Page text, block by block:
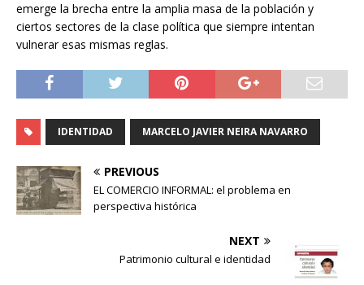
emerge la brecha entre la amplia masa de la población y
ciertos sectores de la clase política que siempre intentan
vulnerar esas mismas reglas.
IDENTIDAD MARCELO JAVIER NEIRA NAVARRO
PREVIOUS
EL COMERCIO INFORMAL: el problema en
perspectiva histórica
NEXT
Patrimonio cultural e identidad